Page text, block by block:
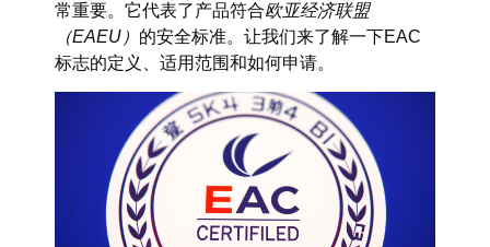
常重要。它代表了产品符合欧亚经济联盟
（EAEU） 的安全标准。让我们来了解一下EAC
标志的定义、适用范围和如何申请。